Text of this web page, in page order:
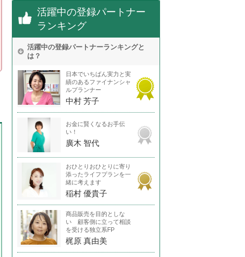
活躍中の登録パートナー
ランキング
活躍中の登録パートナーランキングと
は？
日本でいちばん実力と実
績のあるファイナンシャ
ルプランナー
中村 芳子
お金に賢くなるお手伝
い！
廣木 智代
おひとりおひとりに寄り
添ったライフプランを一
緒に考えます
稲村 優貴子
商品販売を目的としな
い 顧客側に立って相談
を受ける独立系FP
梶原 真由美